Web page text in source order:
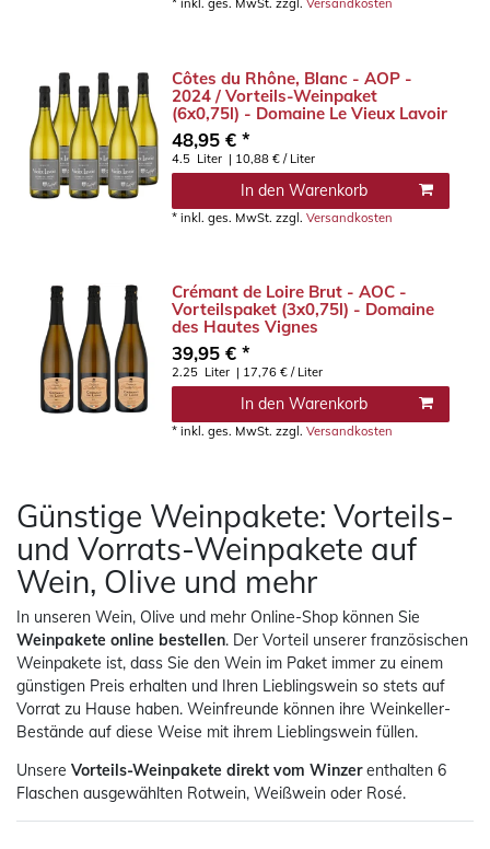
*inkl. ges. MwSt. zzgl.Versandkosten
Côtes du Rhône, Blanc - AOP -
2024 / Vorteils-Weinpaket
(6x0,75l) - Domaine Le Vieux Lavoir
48,95 € *
4.5 Liter | 10,88 € / Liter
In den Warenkorb
*inkl. ges. MwSt. zzgl.Versandkosten
Crémant de Loire Brut - AOC -
Vorteilspaket (3x0,75l) - Domaine
des Hautes Vignes
39,95 € *
2.25 Liter | 17,76 € / Liter
In den Warenkorb
*inkl. ges. MwSt. zzgl.Versandkosten
Günstige Weinpakete: Vorteils-
und Vorrats-Weinpakete auf
Wein, Olive und mehr
In unseren Wein, Olive und mehr Online-Shop können Sie
Weinpakete online bestellen. Der Vorteil unserer französischen
Weinpakete ist, dass Sie den Wein im Paket immer zu einem
günstigen Preis erhalten und Ihren Lieblingswein so stets auf
Vorrat zu Hause haben. Weinfreunde können ihre Weinkeller-
Bestände auf diese Weise mit ihrem Lieblingswein füllen.
Unsere Vorteils-Weinpakete direkt vom Winzerenthalten 6
Flaschen ausgewählten Rotwein, Weißwein oder Rosé.